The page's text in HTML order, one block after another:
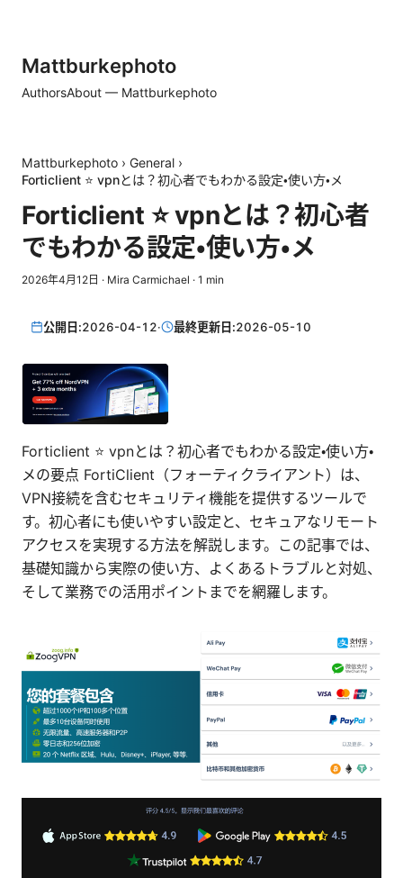
Mattburkephoto
AuthorsAbout — Mattburkephoto
Mattburkephoto › General ›
Forticlient ⭐ vpnとは？初心者でもわかる設定・使い方・メ
Forticlient ⭐ vpnとは？初心者
でもわかる設定・使い方・メ
2026年4月12日 · Mira Carmichael · 1 min
公開日:2026-04-12· 最終更新日:2026-05-10
Forticlient ⭐ vpnとは？初心者でもわかる設定・使い方・
メの要点 FortiClient（フォーティクライアント）は、
VPN接続を含むセキュリティ機能を提供するツールで
す。初心者にも使いやすい設定と、セキュアなリモート
アクセスを実現する方法を解説します。この記事では、
基礎知識から実際の使い方、よくあるトラブルと対処、
そして業務での活用ポイントまでを網羅します。